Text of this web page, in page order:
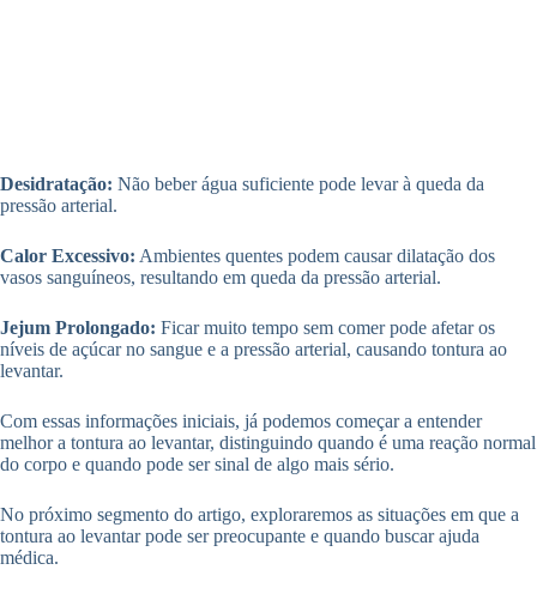
Desidratação: Não beber água suficiente pode levar à queda da
pressão arterial.
Calor Excessivo: Ambientes quentes podem causar dilatação dos
vasos sanguíneos, resultando em queda da pressão arterial.
Jejum Prolongado: Ficar muito tempo sem comer pode afetar os
níveis de açúcar no sangue e a pressão arterial, causando tontura ao
levantar.
Com essas informações iniciais, já podemos começar a entender
melhor a tontura ao levantar, distinguindo quando é uma reação normal
do corpo e quando pode ser sinal de algo mais sério.
No próximo segmento do artigo, exploraremos as situações em que a
tontura ao levantar pode ser preocupante e quando buscar ajuda
médica.